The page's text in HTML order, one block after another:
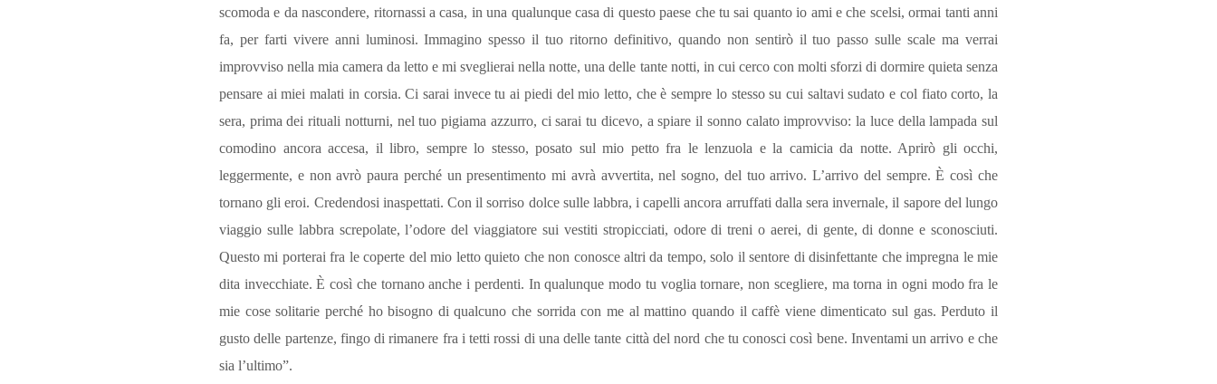
scomoda e da nascondere, ritornassi a casa, in una qualunque casa di questo paese che tu sai quanto io ami e che scelsi, ormai tanti anni
fa, per farti vivere anni luminosi. Immagino spesso il tuo ritorno definitivo, quando non sentirò il tuo passo sulle scale ma verrai
improvviso nella mia camera da letto e mi sveglierai nella notte, una delle tante notti, in cui cerco con molti sforzi di dormire quieta senza
pensare ai miei malati in corsia. Ci sarai invece tu ai piedi del mio letto, che è sempre lo stesso su cui saltavi sudato e col fiato corto, la
sera, prima dei rituali notturni, nel tuo pigiama azzurro, ci sarai tu dicevo, a spiare il sonno calato improvviso: la luce della lampada sul
comodino ancora accesa, il libro, sempre lo stesso, posato sul mio petto fra le lenzuola e la camicia da notte. Aprirò gli occhi,
leggermente, e non avrò paura perché un presentimento mi avrà avvertita, nel sogno, del tuo arrivo. L’arrivo del sempre. È così che
tornano gli eroi. Credendosi inaspettati. Con il sorriso dolce sulle labbra, i capelli ancora arruffati dalla sera invernale, il sapore del lungo
viaggio sulle labbra screpolate, l’odore del viaggiatore sui vestiti stropicciati, odore di treni o aerei, di gente, di donne e sconosciuti.
Questo mi porterai fra le coperte del mio letto quieto che non conosce altri da tempo, solo il sentore di disinfettante che impregna le mie
dita invecchiate. È così che tornano anche i perdenti. In qualunque modo tu voglia tornare, non scegliere, ma torna in ogni modo fra le
mie cose solitarie perché ho bisogno di qualcuno che sorrida con me al mattino quando il caffè viene dimenticato sul gas. Perduto il
gusto delle partenze, fingo di rimanere fra i tetti rossi di una delle tante città del nord che tu conosci così bene. Inventami un arrivo e che
sia l’ultimo”.